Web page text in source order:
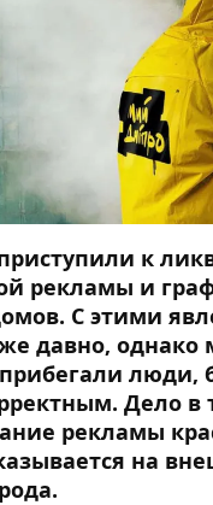
к
рекламы и
С этими
давно, однако
люди,
Дело в
рекламы
на